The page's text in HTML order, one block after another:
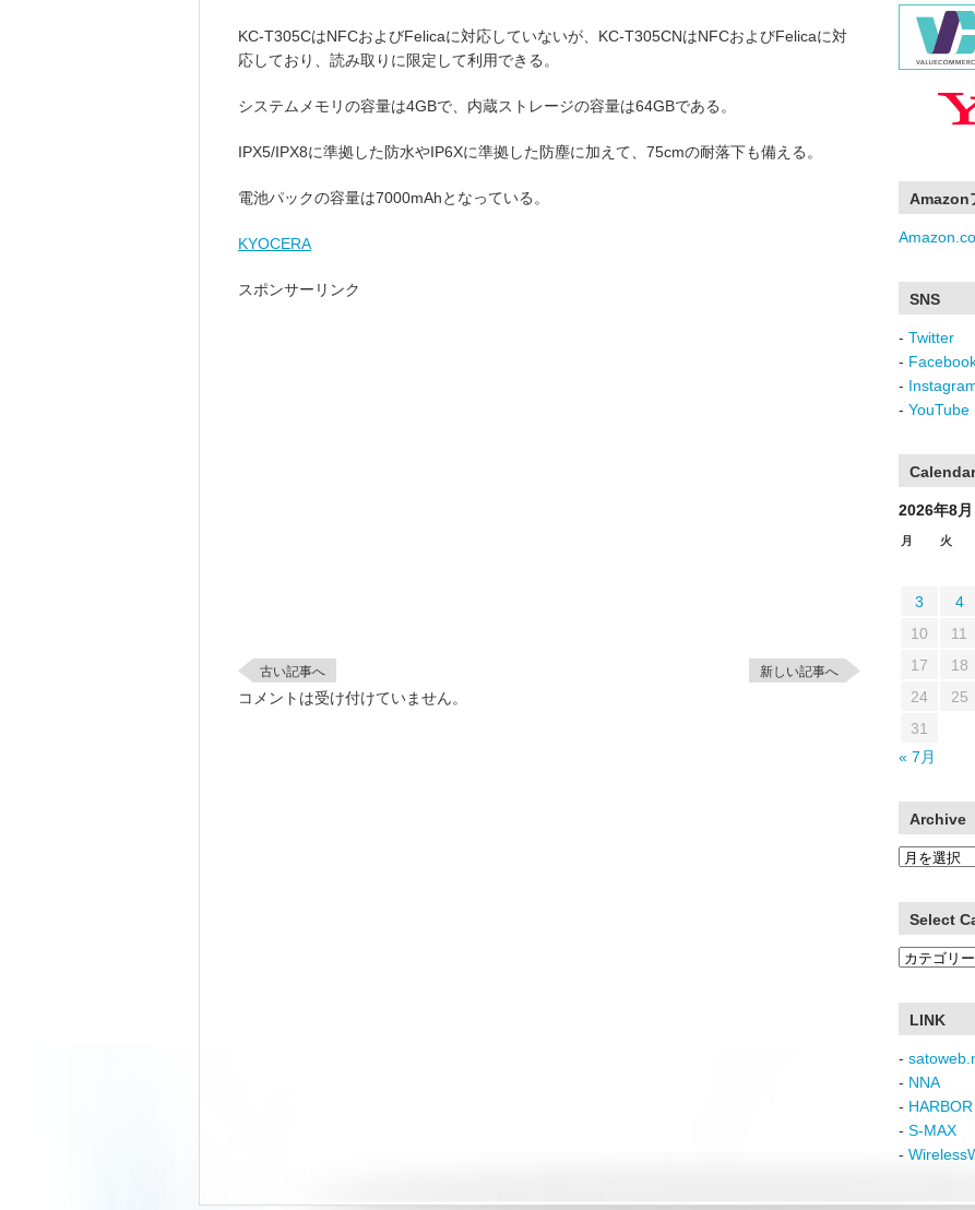
KC-T305CはNFCおよびFelicaに対応していないが、KC-T305CNはNFCおよびFelicaに対
応しており、読み取りに限定して利用できる。
システムメモリの容量は4GBで、内蔵ストレージの容量は64GBである。
IPX5/IPX8に準拠した防水やIP6Xに準拠した防塵に加えて、75cmの耐落下も備える。
電池パックの容量は7000mAhとなっている。
KYOCERA
スポンサーリンク
古い記事へ 新しい記事へ
コメントは受け付けていません。
Amazon
SNS
- Twitter
-
-
- YouTube
Calendar
2026年8月
月 火
3
4
10
11
17
18
24
25
31
« 7月
Archive
Archive
Select
Select
LINK
-
- NNA
-
- S-MAX
-